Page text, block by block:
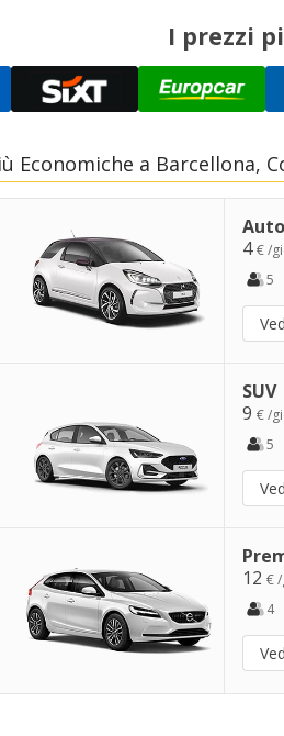
I prezzi
Economiche a Barcellona,
4€ /
5
SUV
9€ /
5
12€
4